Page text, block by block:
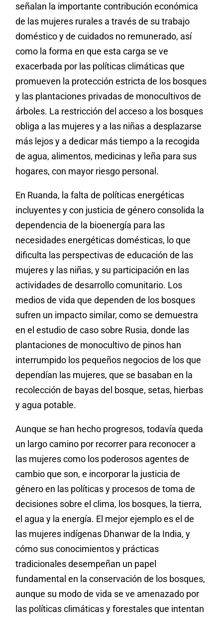
señalan la importante contribución económica
de las mujeres rurales a través de su trabajo
doméstico y de cuidados no remunerado, así
como la forma en que esta carga se ve
exacerbada por las políticas climáticas que
promueven la protección estricta de los bosques
y las plantaciones privadas de monocultivos de
árboles. La restricción del acceso a los bosques
obliga a las mujeres y a las niñas a desplazarse
más lejos y a dedicar más tiempo a la recogida
de agua, alimentos, medicinas y leña para sus
hogares, con mayor riesgo personal.
En Ruanda, la falta de políticas energéticas
incluyentes y con justicia de género consolida la
dependencia de la bioenergía para las
necesidades energéticas domésticas, lo que
dificulta las perspectivas de educación de las
mujeres y las niñas, y su participación en las
actividades de desarrollo comunitario. Los
medios de vida que dependen de los bosques
sufren un impacto similar, como se demuestra
en el estudio de caso sobre Rusia, donde las
plantaciones de monocultivo de pinos han
interrumpido los pequeños negocios de los que
dependían las mujeres, que se basaban en la
recolección de bayas del bosque, setas, hierbas
y agua potable.
Aunque se han hecho progresos, todavía queda
un largo camino por recorrer para reconocer a
las mujeres como los poderosos agentes de
cambio que son, e incorporar la justicia de
género en las políticas y procesos de toma de
decisiones sobre el clima, los bosques, la tierra,
el agua y la energía. El mejor ejemplo es el de
las mujeres indígenas Dhanwar de la India, y
cómo sus conocimientos y prácticas
tradicionales desempeñan un papel
fundamental en la conservación de los bosques,
aunque su modo de vida se ve amenazado por
las políticas climáticas y forestales que intentan